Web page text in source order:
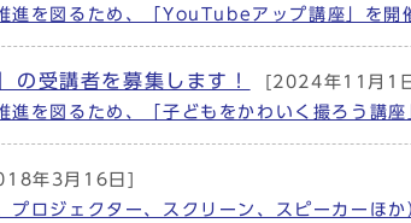
進を図るため、「YouTubeアップ講座」を開
の受講者を募集します！
[2024年11月1
を図るため、「子どもをかわいく撮ろう講座
年3月16日]
ロジェクター、スクリーン、スピーカーほ